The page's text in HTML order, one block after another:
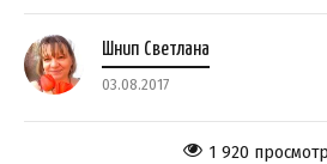
Шнип Светлана
03.08.2017
1 920